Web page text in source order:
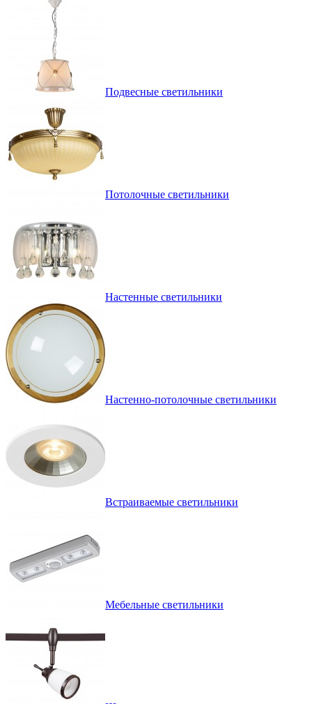
Подвесные светильники
Потолочные светильники
Настенные светильники
Настенно-потолочные светильники
Встраиваемые светильники
Мебельные светильники